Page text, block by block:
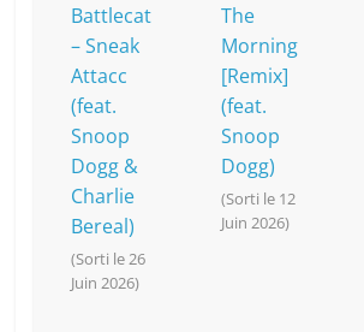
Battlecat
– Sneak
Attacc
(feat.
Snoop
Dogg &
Charlie
Bereal)
(Sorti le 26
Juin 2026)
The
Morning
[Remix]
(feat.
Snoop
Dogg)
(Sorti le 12
Juin 2026)